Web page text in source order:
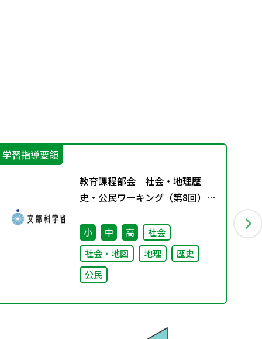
学習指導要領
教育課程部会 社会・地理歴
史・公民ワーキング（第8回）
配付資料
小 中 高
社会
社会・地図
地理
歴史
公民